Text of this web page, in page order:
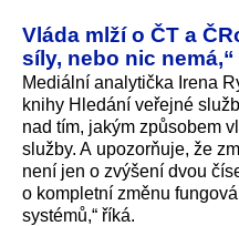
Vláda mlží o ČT a
síly, nebo nic
Mediální analytička Irena
knihy Hledání veřejné
nad tím, jakým způsobem
služby. A upozorňuje, že
není jen o zvýšení dvou
o kompletní změnu
systémů,“ říká.